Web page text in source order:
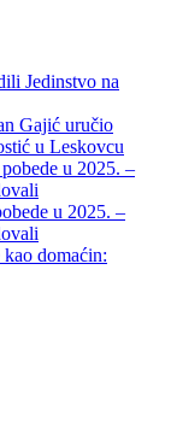
Jedinstvo na
Gajić uručio
u Leskovcu
u 2025. –
u 2025. –
domaćin: